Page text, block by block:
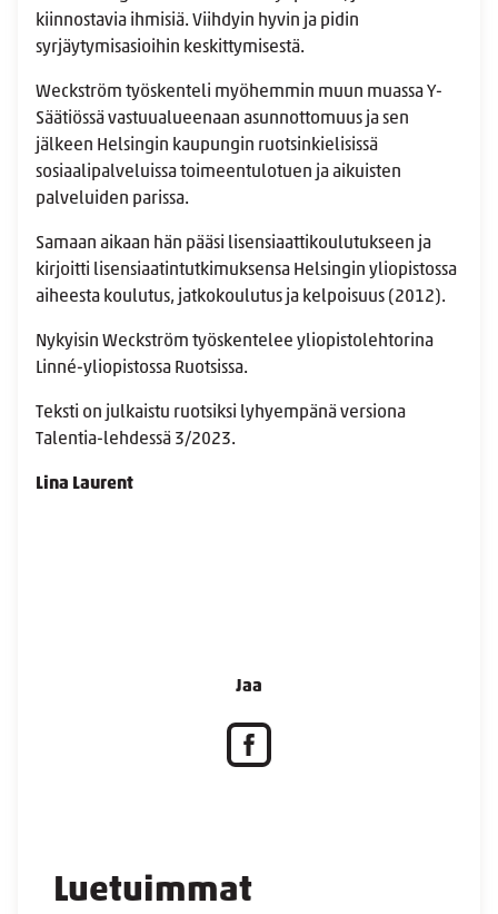
Luetuimmat
kiinnostavia ihmisiä. Viihdyin hyvin ja pidin
syrjäytymisasioihin keskittymisestä.
Weckström työskenteli myöhemmin muun muassa Y-
Säätiössä vastuualueenaan asunnottomuus ja sen
jälkeen Helsingin kaupungin ruotsinkielisissä
sosiaalipalveluissa toimeentulotuen ja aikuisten
palveluiden parissa.
Samaan aikaan hän pääsi lisensiaattikoulutukseen ja
kirjoitti lisensiaatintutkimuksensa Helsingin yliopistossa
aiheesta koulutus, jatkokoulutus ja kelpoisuus (2012).
Nykyisin Weckström työskentelee yliopistolehtorina
Linné-yliopistossa Ruotsissa.
Teksti on julkaistu ruotsiksi lyhyempänä versiona
Talentia-lehdessä 3/2023.
Lina Laurent
Jaa